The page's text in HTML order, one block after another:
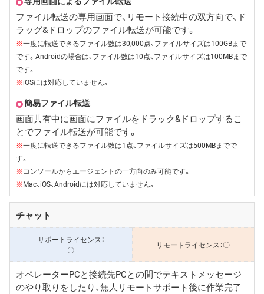
ファイル転送の専用画面で、リモート接続中の双方向で、ド
ラッグ&ドロップのファイル転送が可能です。
※一度に転送できるファイル数は30,000点、ファイルサイズは100GBまで
です。Androidの場合は、ファイル数は10点、ファイルサイズは100MBまで
です。
※iOSには対応していません。
簡易ファイル転送
画面共有中に画面にファイルをドラック&ドロップするこ
とでファイル転送が可能です。
※一度に転送できるファイル数は1点、ファイルサイズは500MBまでで
す。
※コンソールからエージェントの一方向のみ可能です。
※Mac、iOS、Androidには対応していません。
チャット
〇 〇
オペレーターPCと接続先PCとの間でテキストメッセージ
のやり取りをしたり、無人リモートサポート後に作業完了